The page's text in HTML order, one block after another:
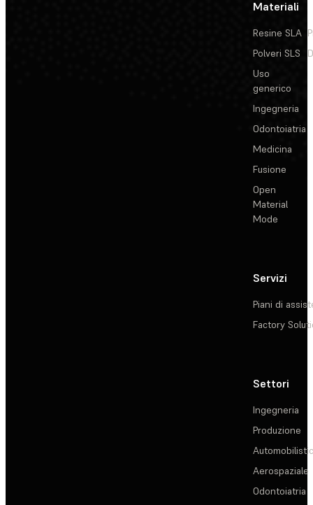
Materiali
Resine SLA
Polveri SLS
Uso
generico
Ingegneria
Odontoiatria
Medicina
Fusione
Open
Material
Mode
Servizi
Piani di
Factory
Settori
Ingegneria
Produzione
Aerospaziale
Odontoiatria